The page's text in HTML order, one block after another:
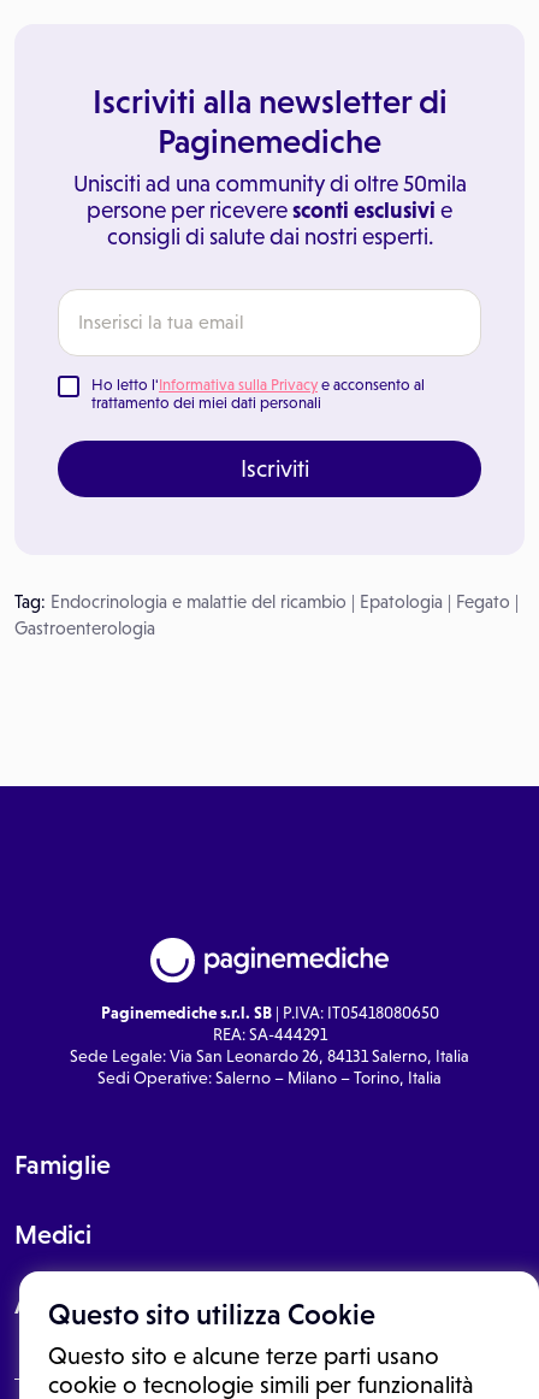
Questo sito utilizza Cookie
Questo sito e alcune terze parti usano
cookie o tecnologie simili per funzionalità
Iscriviti alla newsletter di
Paginemediche
Unisciti ad una community di oltre 50mila
persone per riceveresconti esclusivi e
consigli di salute dai nostri esperti.
Ho letto l'Informativa sulla Privacy e acconsento al
trattamento dei miei dati personali
Iscriviti
Tag: Endocrinologia e malattie del ricambio | Epatologia | Fegato |
Gastroenterologia
Paginemediche s.r.l. SB| P.IVA: IT05418080650
REA: SA-444291
Sede Legale: Via San Leonardo 26, 84131 Salerno, Italia
Sedi Operative: Salerno – Milano – Torino, Italia
Famiglie
Medici
About